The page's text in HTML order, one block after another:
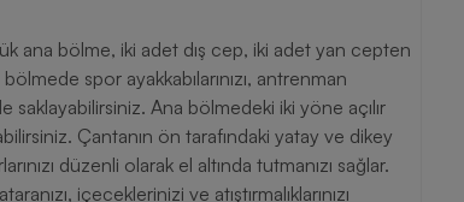
ana bölme, iki adet dış cep, iki adet yan cepten
spor ayakkabılarınızı, antrenman
saklayabilirsiniz. Ana bölmedeki iki yöne açılır
Çantanın ön tarafındaki yatay ve dikey
düzenli olarak el altında tutmanızı sağlar.
içeceklerinizi ve atıştırmalıklarınızı